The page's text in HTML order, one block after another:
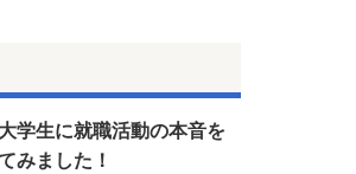
学生に就職活動の本音を
みました！